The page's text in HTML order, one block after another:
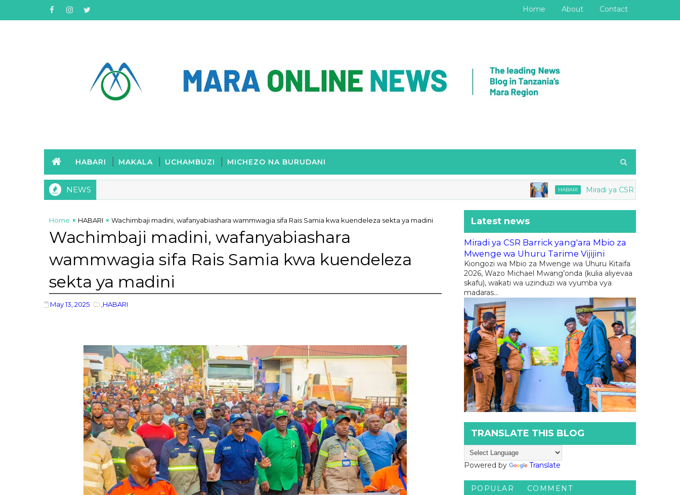
Home About Contact
HABARI MAKALA UCHAMBUZI MICHEZO NA BURUDANI
NEWS HABARI Miradi ya CSR Barrick yang'ara
Home HABARI Wachimbaji madini, wafanyabiashara wammwagia sifa Rais Samia kwa kuendeleza sekta ya madini
Wachimbaji madini, wafanyabiashara
wammwagia sifa Rais Samia kwa kuendeleza
sekta ya madini
May 13, 2025 ,HABARI
Latest news
Miradi ya CSR Barrick yang'ara Mbio za
Mwenge wa Uhuru Tarime Vijijini
Kiongozi wa Mbio za Mwenge wa Uhuru Kitaifa
2026, Wazo Michael Mwang’onda (kulia aliyevaa
skafu), wakati wa uzinduzi wa vyumba vya
madaras...
TRANSLATE THIS BLOG
Powered by Translate
POPULAR COMMENT